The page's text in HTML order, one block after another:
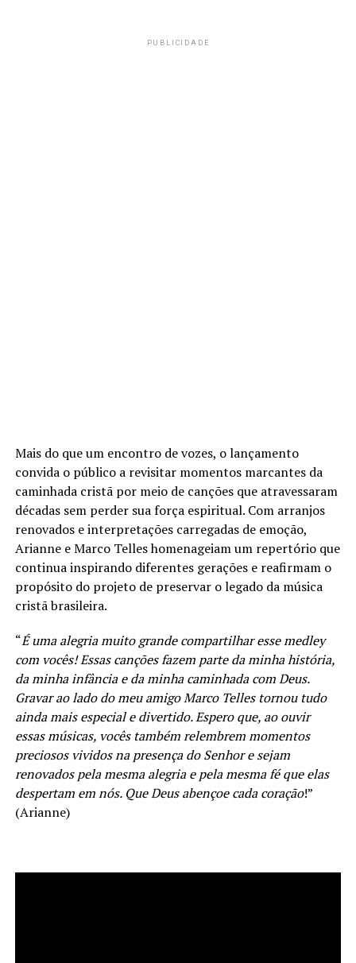
PUBLICIDADE
Mais do que um encontro de vozes, o lançamento
convida o público a revisitar momentos marcantes da
caminhada cristã por meio de canções que atravessaram
décadas sem perder sua força espiritual. Com arranjos
renovados e interpretações carregadas de emoção,
Arianne e Marco Telles homenageiam um repertório que
continua inspirando diferentes gerações e reafirmam o
propósito do projeto de preservar o legado da música
cristã brasileira.
“É uma alegria muito grande compartilhar esse medley
com vocês! Essas canções fazem parte da minha história,
da minha infância e da minha caminhada com Deus.
Gravar ao lado do meu amigo Marco Telles tornou tudo
ainda mais especial e divertido. Espero que, ao ouvir
essas músicas, vocês também relembrem momentos
preciosos vividos na presença do Senhor e sejam
renovados pela mesma alegria e pela mesma fé que elas
despertam em nós. Que Deus abençoe cada coração!”
(Arianne)